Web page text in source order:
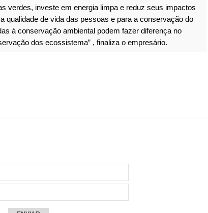
verdes, investe em energia limpa e reduz seus impactos
qualidade de vida das pessoas e para a conservação do
à conservação ambiental podem fazer diferença no
dos ecossistema” , finaliza o empresário.